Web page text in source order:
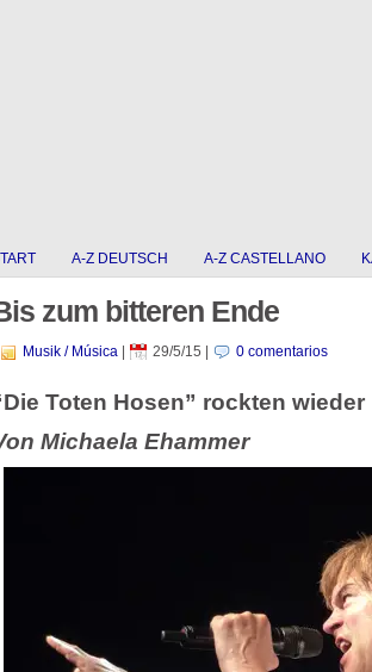
A-Z DEUTSCH A-Z CASTELLANO
zum bitteren Ende
Musik / Música| 29/5/15 0 comentarios
Toten Hosen” rockten
Michaela Ehammer